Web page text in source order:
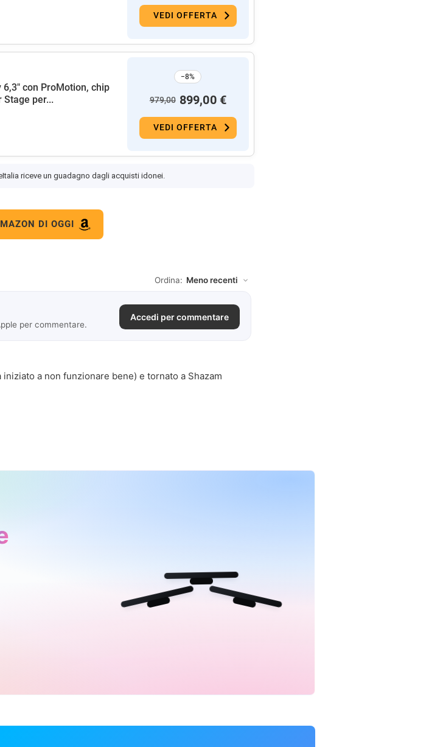
VEDI OFFERTA
con ProMotion, chip
per...
−8%
979,00 899,00 €
VEDI OFFERTA
riceve un guadagno dagli acquisti idonei.
DI OGGI
Ordina:
per commentare.
Accedi per commentare
a non funzionare bene) e tornato a Shazam